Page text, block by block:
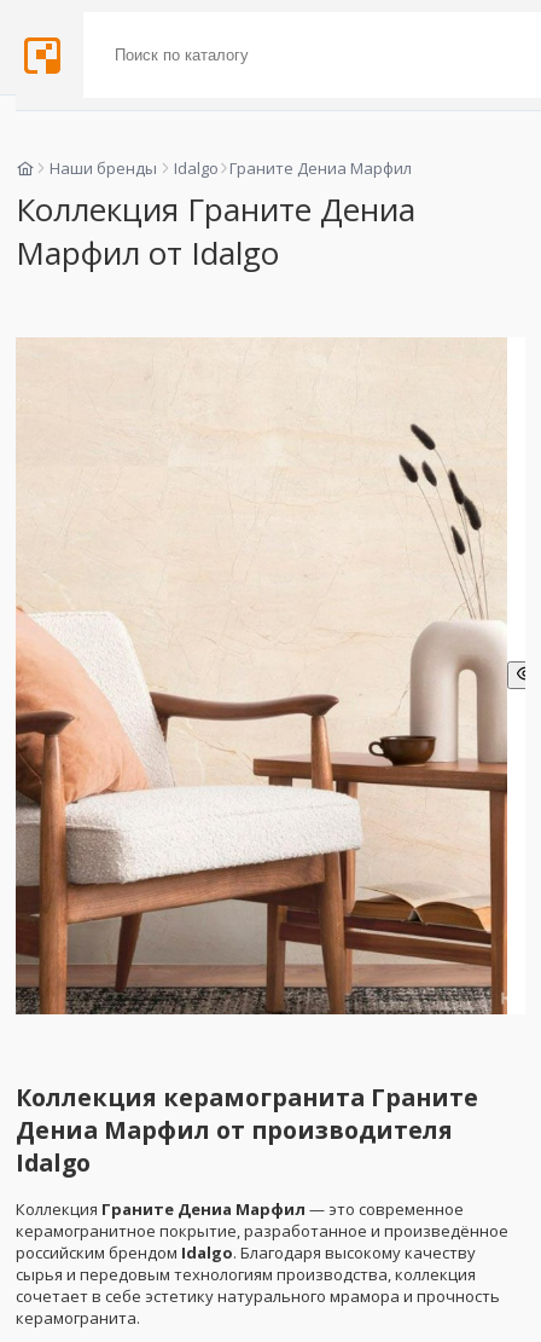
Наши бренды Idalgo Граните Дениа Марфил
Коллекция Граните Дениа
Марфил от Idalgo
Коллекция керамогранита Граните
Дениа Марфил от производителя
Idalgo
Коллекция Граните Дениа Марфил — это современное
керамогранитное покрытие, разработанное и произведённое
российским брендом Idalgo. Благодаря высокому качеству
сырья и передовым технологиям производства, коллекция
сочетает в себе эстетику натурального мрамора и прочность
керамогранита.